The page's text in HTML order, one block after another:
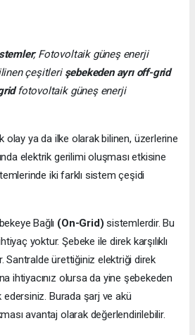
; Fotovoltaik güneş enerji
çeşitleri şebekeden ayrı off-grid
fotovoltaik güneş enerji
olay ya da ilke olarak bilinen, üzerlerine
elektrik gerilimi oluşması etkisine
iki farklı sistem çeşidi
Bağlı (On-Grid) sistemlerdir. Bu
yoktur. Şebeke ile direk karşılıklı
Santralde ürettiğiniz elektriği direk
ihtiyacınız olursa da yine şebekeden
Burada şarj ve akü
avantaj olarak değerlendirilebilir.